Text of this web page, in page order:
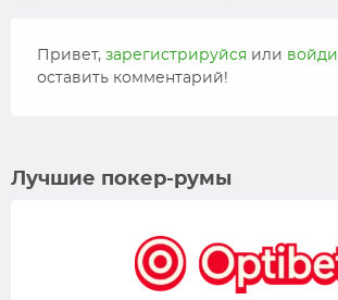
Привет, зарегистрируйся или войди
оставить комментарий!
Лучшие покер-румы